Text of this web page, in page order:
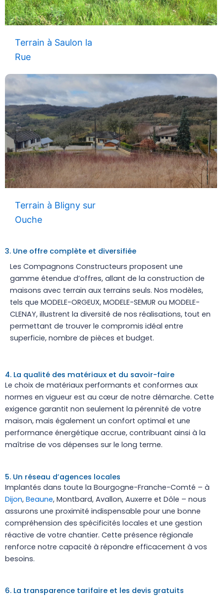
Terrain à Saulon la
Rue
Terrain à Bligny sur
Ouche
3. Une offre complète et diversifiée
Les Compagnons Constructeurs proposent une
gamme étendue d’offres, allant de la construction de
maisons avec terrain aux terrains seuls. Nos modèles,
tels que MODELE-ORGEUX, MODELE-SEMUR ou MODELE-
CLENAY, illustrent la diversité de nos réalisations, tout en
permettant de trouver le compromis idéal entre
superficie, nombre de pièces et budget.
4. La qualité des matériaux et du savoir-faire
Le choix de matériaux performants et conformes aux
normes en vigueur est au cœur de notre démarche. Cette
exigence garantit non seulement la pérennité de votre
maison, mais également un confort optimal et une
performance énergétique accrue, contribuant ainsi à la
maîtrise de vos dépenses sur le long terme.
5. Un réseau d’agences locales
Implantés dans toute la Bourgogne-Franche-Comté – à
Dijon, Beaune, Montbard, Avallon, Auxerre et Dôle – nous
assurons une proximité indispensable pour une bonne
compréhension des spécificités locales et une gestion
réactive de votre chantier. Cette présence régionale
renforce notre capacité à répondre efficacement à vos
besoins.
6. La transparence tarifaire et les devis gratuits